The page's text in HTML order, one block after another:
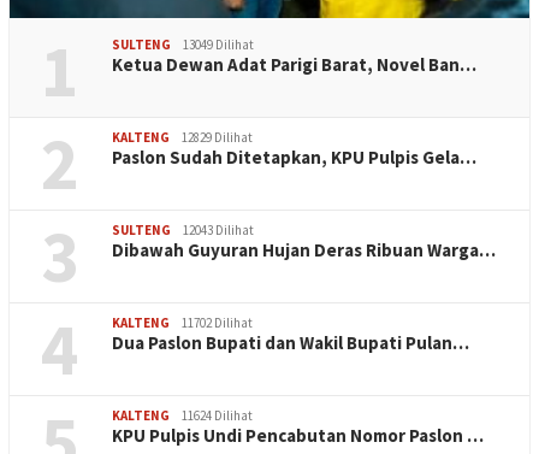
1 SULTENG 13049 Dilihat
Ketua Dewan Adat Parigi Barat, Novel Ban…
2 KALTENG 12829 Dilihat
Paslon Sudah Ditetapkan, KPU Pulpis Gela…
3 SULTENG 12043 Dilihat
Dibawah Guyuran Hujan Deras Ribuan Warga…
4 KALTENG 11702 Dilihat
Dua Paslon Bupati dan Wakil Bupati Pulan…
KALTENG 11624 Dilihat
KPU Pulpis Undi Pencabutan Nomor Paslon …